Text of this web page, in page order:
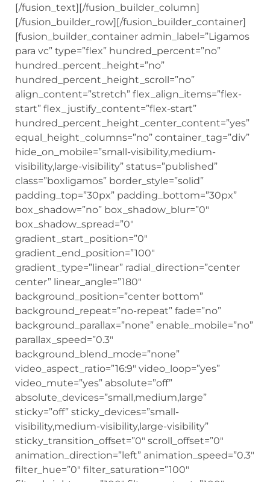
[/fusion_text][/fusion_builder_column]
[/fusion_builder_row][/fusion_builder_container]
[fusion_builder_container admin_label=”Ligamos
para vc” type=”flex” hundred_percent=”no”
hundred_percent_height=”no”
hundred_percent_height_scroll=”no”
align_content=”stretch” flex_align_items=”flex-
start” flex_justify_content=”flex-start”
hundred_percent_height_center_content=”yes”
equal_height_columns=”no” container_tag=”div”
hide_on_mobile=”small-visibility,medium-
visibility,large-visibility” status=”published”
class=”boxligamos” border_style=”solid”
padding_top=”30px” padding_bottom=”30px”
box_shadow=”no” box_shadow_blur=”0″
box_shadow_spread=”0″
gradient_start_position=”0″
gradient_end_position=”100″
gradient_type=”linear” radial_direction=”center
center” linear_angle=”180″
background_position=”center bottom”
background_repeat=”no-repeat” fade=”no”
background_parallax=”none” enable_mobile=”no”
parallax_speed=”0.3″
background_blend_mode=”none”
video_aspect_ratio=”16:9″ video_loop=”yes”
video_mute=”yes” absolute=”off”
absolute_devices=”small,medium,large”
sticky=”off” sticky_devices=”small-
visibility,medium-visibility,large-visibility”
sticky_transition_offset=”0″ scroll_offset=”0″
animation_direction=”left” animation_speed=”0.3″
filter_hue=”0″ filter_saturation=”100″